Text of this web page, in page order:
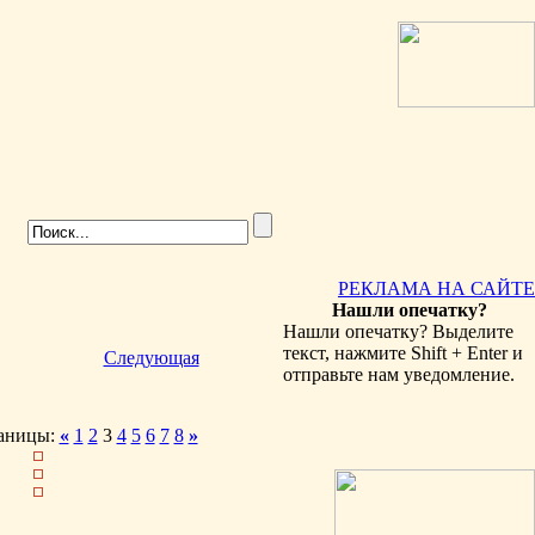
Следующая
« 1 2 3 4 5 6 7 8 »
РЕКЛАМА НА САЙТЕ
Нашли опечатку?
Нашли опечатку? Выделите
текст, нажмите Shift + Enter и
отправьте нам уведомление.